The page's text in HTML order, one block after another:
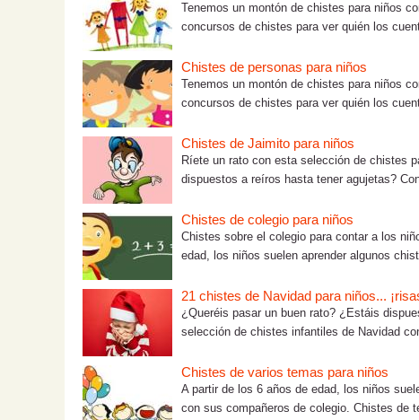
Tenemos un montón de chistes para niños
concursos de chistes para ver quién los
Chistes de personas para niños
Tenemos un montón de chistes para niños
concursos de chistes para ver quién los
Chistes de Jaimito para niños
Ríete un rato con esta selección de chistes
dispuestos a reíros hasta tener agujetas?
Chistes de colegio para niños
Chistes sobre el colegio para contar a los
edad, los niños suelen aprender algunos
21 chistes de Navidad para niños...
¿Queréis pasar un buen rato? ¿Estáis
selección de chistes infantiles de Navidad
Chistes de varios temas para niños
A partir de los 6 años de edad, los niños
con sus compañeros de colegio. Chistes de